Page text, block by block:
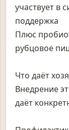
участвует в
поддержка
Плюс
рубцовое
Что даёт
Внедрение
даёт